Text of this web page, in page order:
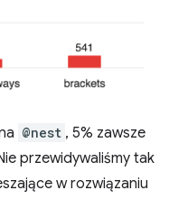
@nest , 5% zawsze
przewidywaliśmy tak
w rozwiązaniu